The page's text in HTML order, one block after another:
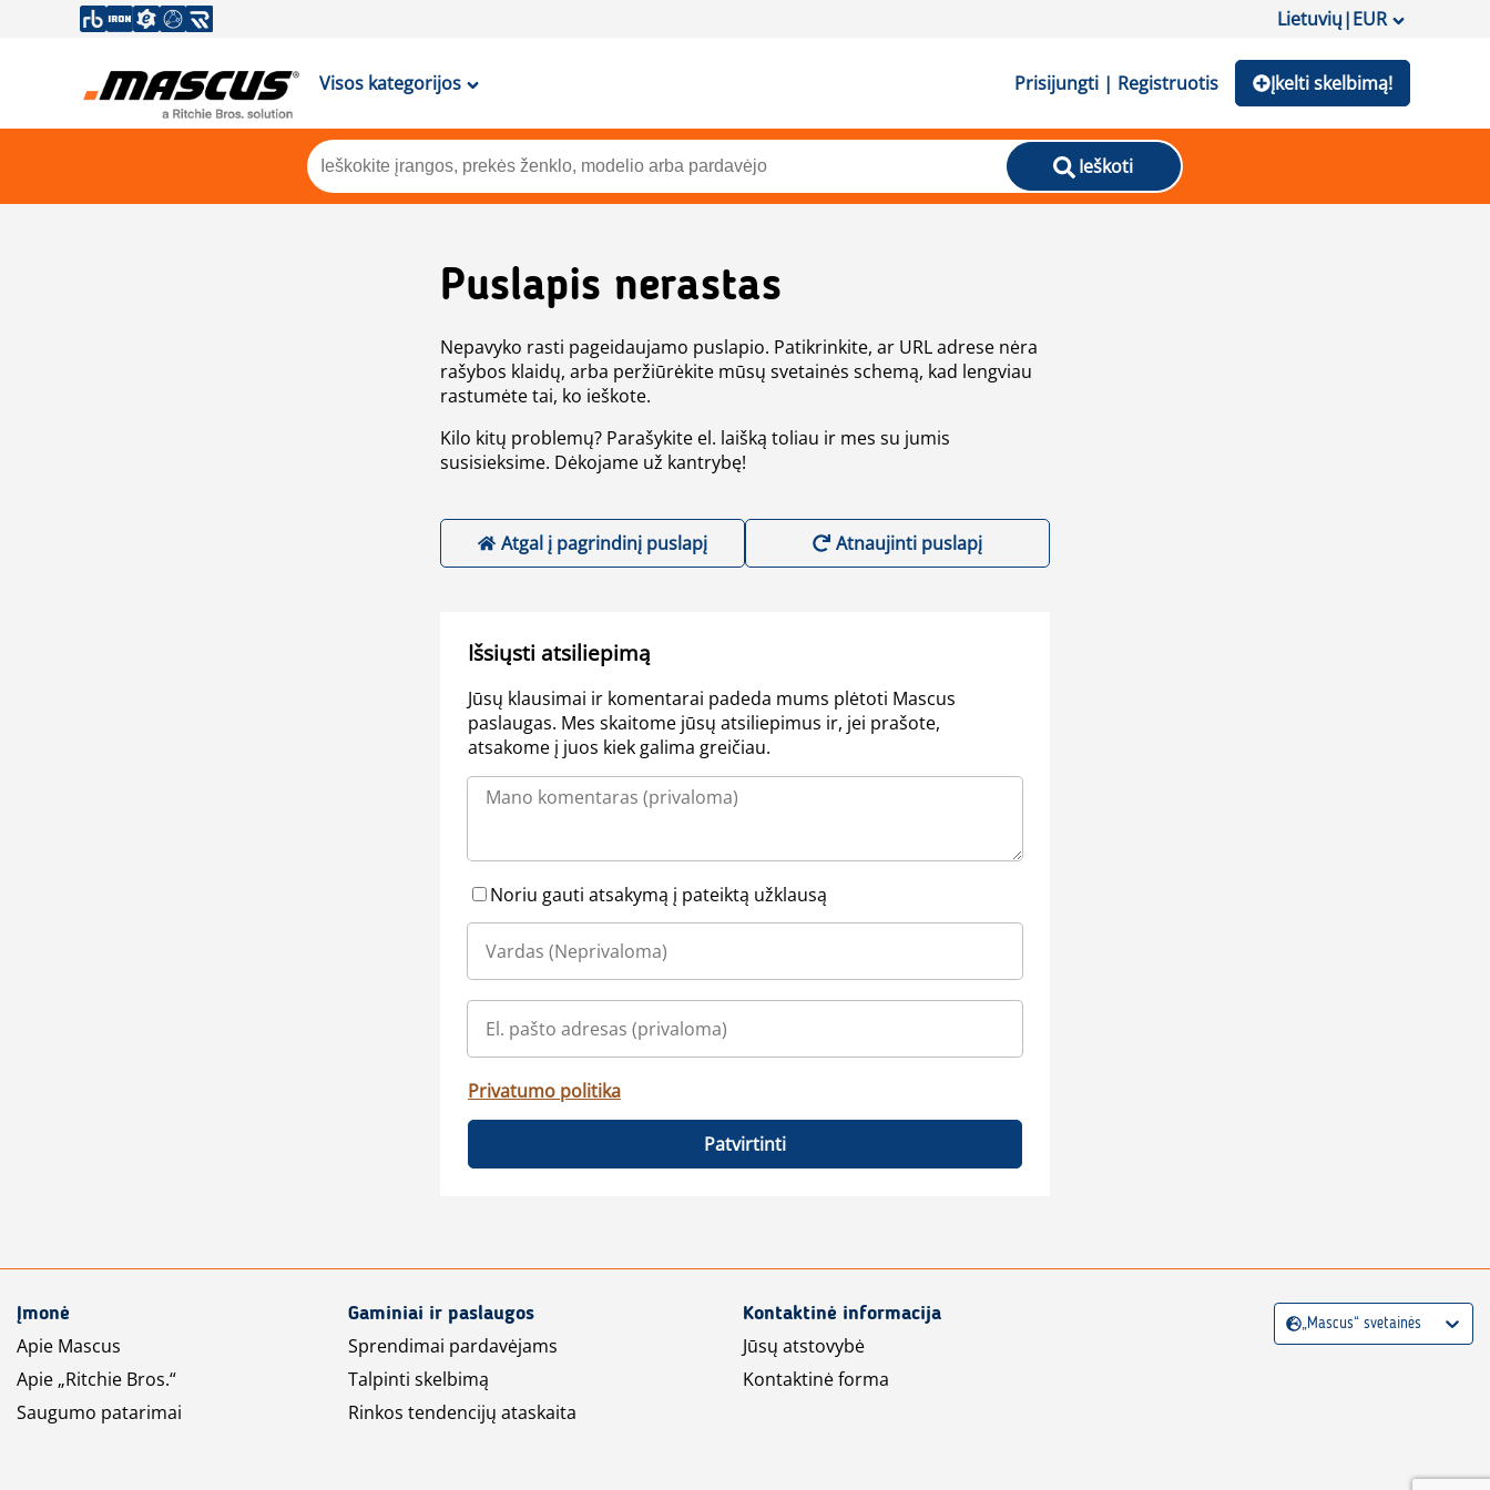
Lietuvių|EUR
Visos kategorijos Prisijungti | Registruotis Įkelti skelbimą!
Ieškoti
Puslapis nerastas
Nepavyko rasti pageidaujamo puslapio. Patikrinkite, ar URL adrese nėra
rašybos klaidų, arba peržiūrėkite mūsų svetainės schemą, kad lengviau
rastumėte tai, ko ieškote.
Kilo kitų problemų? Parašykite el. laišką toliau ir mes su jumis
susisieksime. Dėkojame už kantrybę!
Atgal į pagrindinį puslapį Atnaujinti puslapį
Išsiųsti atsiliepimą
Jūsų klausimai ir komentarai padeda mums plėtoti Mascus
paslaugas. Mes skaitome jūsų atsiliepimus ir, jei prašote,
atsakome į juos kiek galima greičiau.
Noriu gauti atsakymą į pateiktą užklausą
Privatumo politika
Patvirtinti
Įmonė
Apie Mascus
Apie „Ritchie Bros.“
Saugumo patarimai
Gaminiai ir paslaugos
Sprendimai pardavėjams
Talpinti skelbimą
Rinkos tendencijų ataskaita
Kontaktinė informacija
Jūsų atstovybė
Kontaktinė forma
„Mascus“ svetainės